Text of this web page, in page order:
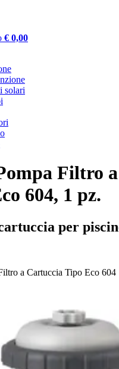
€ 0,00
solari
Filtro
604, 1 pz.
per
a Cartuccia Tipo Eco 604